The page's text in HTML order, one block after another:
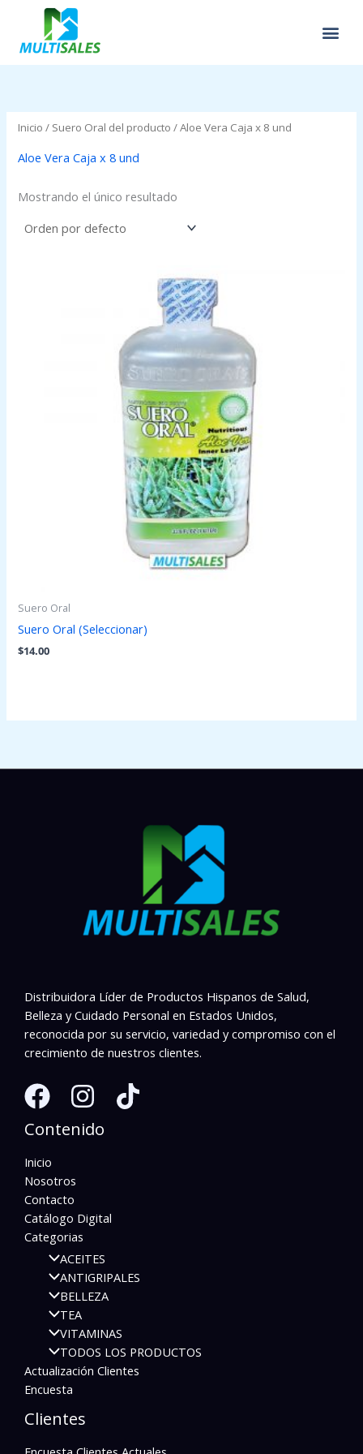
contenido
Inicio / Suero Oral del producto / Aloe Vera Caja x 8 und
Aloe Vera Caja x 8 und
Mostrando el único resultado
Suero Oral
Suero Oral (Seleccionar)
$14.00
Distribuidora Líder de Productos Hispanos de Salud,
Belleza y Cuidado Personal en Estados Unidos,
reconocida por su servicio, variedad y compromiso con el
crecimiento de nuestros clientes.
Contenido
Inicio
Nosotros
Contacto
Catálogo Digital
Categorias
ACEITES
ANTIGRIPALES
BELLEZA
TEA
VITAMINAS
TODOS LOS PRODUCTOS
Actualización Clientes
Encuesta
Clientes